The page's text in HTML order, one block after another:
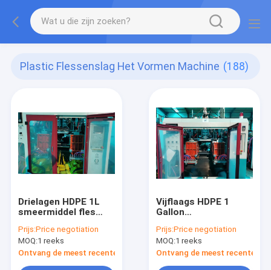
Plastic Flessenslag Het Vormen Machine (188)
Drielagen HDPE 1L
smeermiddel fles
Prijs:Price negotiation
MOQ:1 reeks
Ontvang de meest recente Prijs
Vijflaags HDPE 1
Gallon
Prijs:Price negotiation
MOQ:1 reeks
Ontvang de meest recente